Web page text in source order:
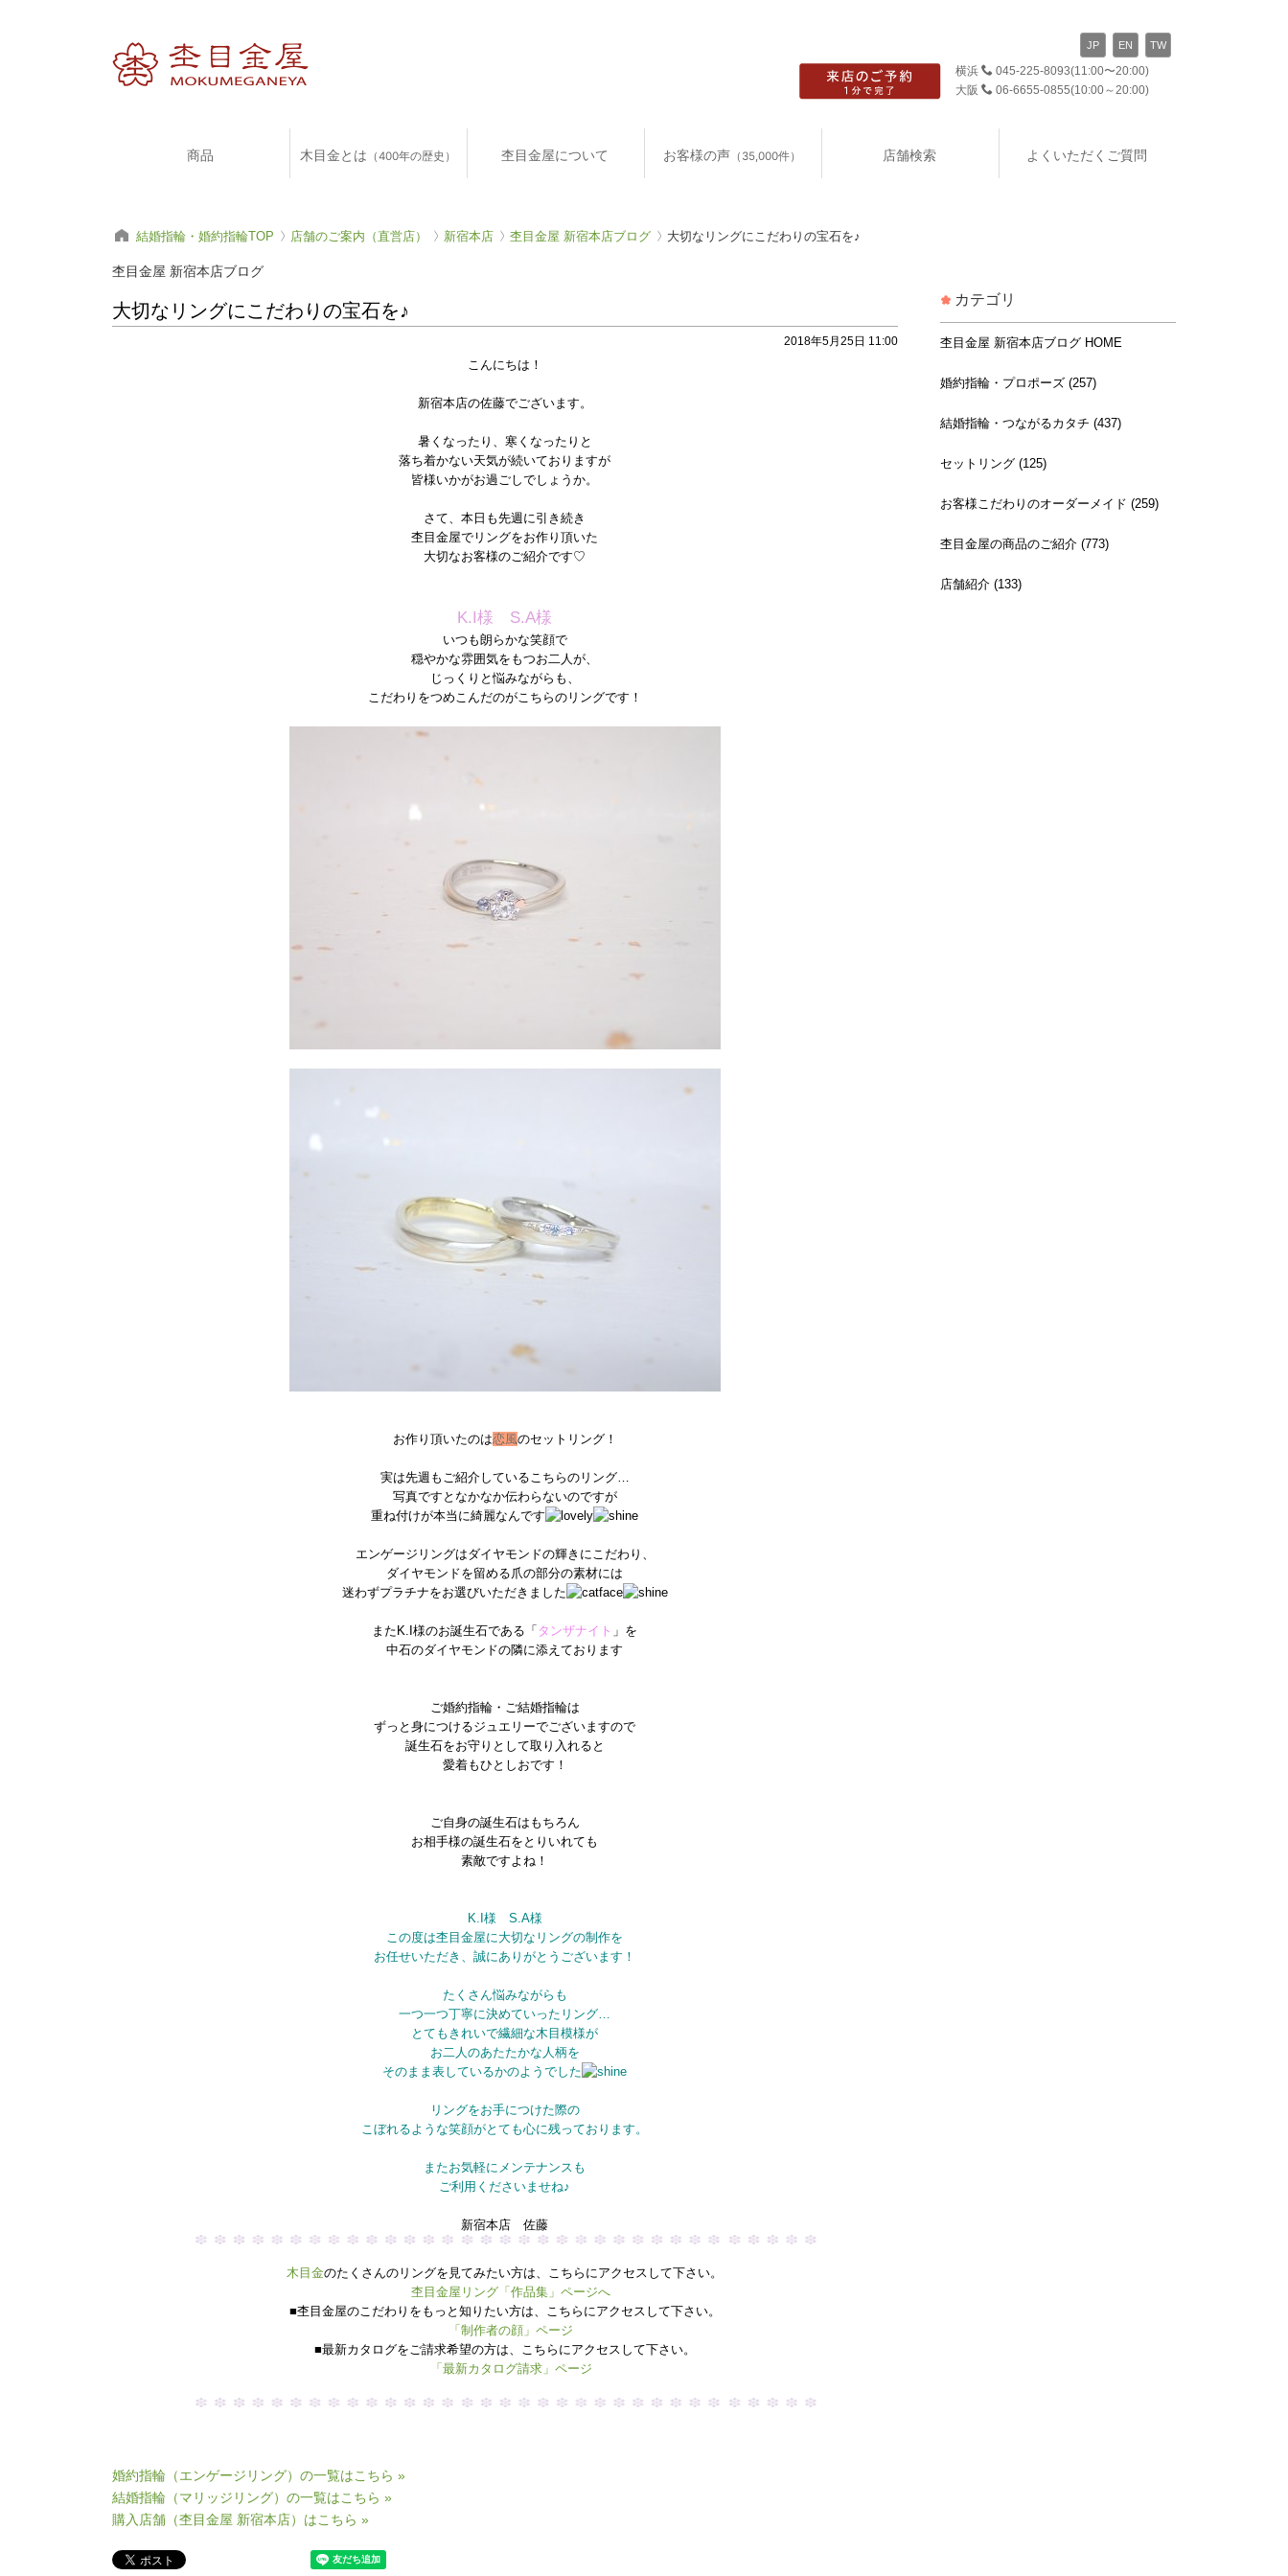
横浜 045-225-8093(11:00〜20:00)
大阪
06-6655-0855(10:00～20:00)
JP EN TW
商品 木目金とは （400年の歴史） 杢目金屋について お客様の声 （35,000件） 店舗検索 よくいただくご質問
結婚指輪・婚約指輪TOP 店舗のご案内（直営店） 新宿本店 杢目金屋 新宿本店ブログ 大切なリングにこだわりの宝石を♪
杢目金屋 新宿本店ブログ
大切なリングにこだわりの宝石を♪
2018年5月25日 11:00
こんにちは！
新宿本店の佐藤でございます。
暑くなったり、寒くなったりと
落ち着かない天気が続いておりますが
皆様いかがお過ごしでしょうか。
さて、本日も先週に引き続き
杢目金屋でリングをお作り頂いた
大切なお客様のご紹介です♡
K.I様 S.A様
いつも朗らかな笑顔で
穏やかな雰囲気をもつお二人が、
じっくりと悩みながらも、
こだわりをつめこんだのがこちらのリングです！
お作り頂いたのは恋風のセットリング！
実は先週もご紹介しているこちらのリング…
写真ですとなかなか伝わらないのですが
重ね付けが本当に綺麗なんです
エンゲージリングはダイヤモンドの輝きにこだわり、
ダイヤモンドを留める爪の部分の素材には
迷わずプラチナをお選びいただきました
またK.I様のお誕生石である「 タンザナイト 」を
中石のダイヤモンドの隣に添えております
ご婚約指輪・ご結婚指輪は
ずっと身につけるジュエリーでございますので
誕生石をお守りとして取り入れると
愛着もひとしおです！
ご自身の誕生石はもちろん
お相手様の誕生石をとりいれても
素敵ですよね！
K.I様 S.A様
この度は杢目金屋に大切なリングの制作を
お任せいただき、誠にありがとうございます！
たくさん悩みながらも
一つ一つ丁寧に決めていったリング…
とてもきれいで繊細な木目模様が
お二人のあたたかな人柄を
そのまま表しているかのようでした
リングをお手につけた際の
こぼれるような笑顔がとても心に残っております。
またお気軽にメンテナンスも
ご利用くださいませね♪
新宿本店 佐藤
木目金のたくさんのリングを見てみたい方は、こちらにアクセスして下さい。
杢目金屋リング「作品集」ページへ
■杢目金屋のこだわりをもっと知りたい方は、こちらにアクセスして下さい。
「制作者の顔」ページ
■最新カタログをご請求希望の方は、こちらにアクセスして下さい。
「最新カタログ請求」ページ
婚約指輪（エンゲージリング）の一覧はこちら »
結婚指輪（マリッジリング）の一覧はこちら »
購入店舗（杢目金屋 新宿本店）はこちら »
カテゴリ
杢目金屋 新宿本店ブログ HOME
婚約指輪・プロポーズ (257)
結婚指輪・つながるカタチ (437)
セットリング (125)
お客様こだわりのオーダーメイド (259)
杢目金屋の商品のご紹介 (773)
店舗紹介 (133)